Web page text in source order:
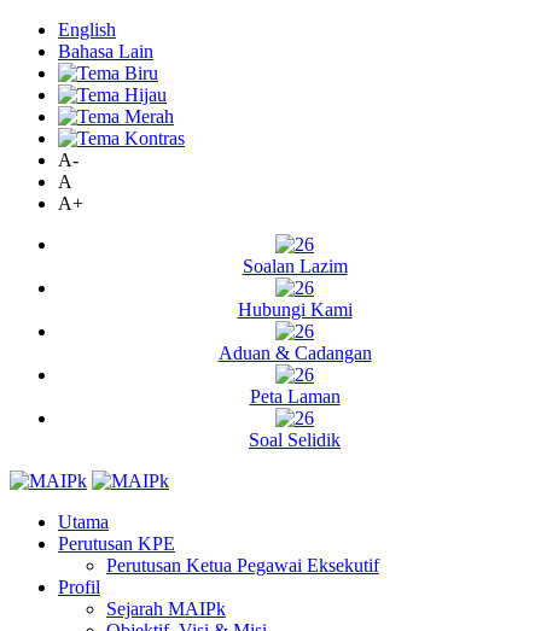
English
Bahasa Lain
A-
A
A+
Soalan Lazim
Hubungi Kami
Aduan & Cadangan
Peta Laman
Soal Selidik
Utama
Perutusan KPE
Perutusan Ketua Pegawai Eksekutif
Profil
Sejarah MAIPk